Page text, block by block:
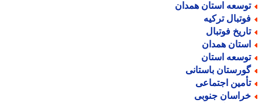
استان همدان
ترکیه
فوتبال
همدان
استان
باستانی
اجتماعی
جنوبی